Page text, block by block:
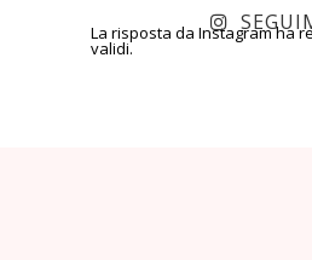
La risposta da Instagram ha
validi.